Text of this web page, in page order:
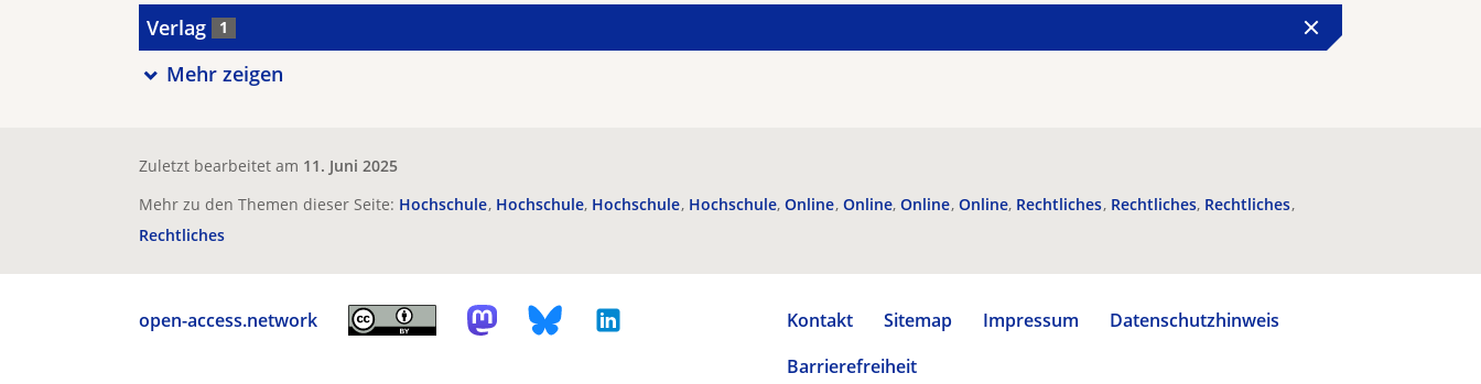
Verlag 1
Mehr zeigen
Zuletzt bearbeitet am 11. Juni 2025
Mehr zu den Themen dieser Seite: Hochschule Hochschule Hochschule Hochschule Online Online Online Online Rechtliches Rechtliches Rechtliches
Rechtliches
open-access.network Kontakt Sitemap Impressum
Datenschutzhinweis
Barrierefreiheit